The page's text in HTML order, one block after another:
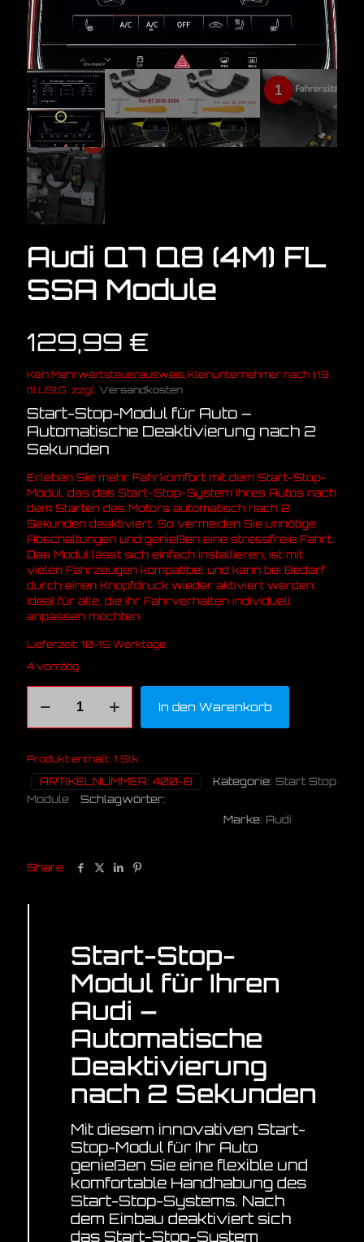
Audi Q7 Q8 (4M) FL
SSA Module
129,99 €
Kein Mehrwertsteuerausweis, Kleinunternehmer nach §19
(1) UStG. zzgl. Versandkosten
Start-Stop-Modul für Auto –
Automatische Deaktivierung nach 2
Sekunden
Erleben Sie mehr Fahrkomfort mit dem Start-Stop-
Modul, das das Start-Stop-System Ihres Autos nach
dem Starten des Motors automatisch nach 2
Sekunden deaktiviert. So vermeiden Sie unnötige
Abschaltungen und genießen eine stressfreie Fahrt.
Das Modul lässt sich einfach installieren, ist mit
vielen Fahrzeugen kompatibel und kann bei Bedarf
durch einen Knopfdruck wieder aktiviert werden.
Ideal für alle, die ihr Fahrverhalten individuell
anpassen möchten.
Lieferzeit: 10-15 Werktage
4 vorrätig
Q7
FL
Module
Menge
In den Warenkorb
Alternative:
Produkt enthält: 1 Stk.
ARTIKELNUMMER: 400-8 Kategorie: Start Stop
Module
Schlagwörter:
Marke: Audi
Share
Start-Stop-
Modul für Ihren
Audi –
Automatische
Deaktivierung
nach 2 Sekunden
Mit diesem innovativen Start-
Stop-Modul für Ihr Auto
genießen Sie eine flexible und
komfortable Handhabung des
Start-Stop-Systems. Nach
dem Einbau deaktiviert sich
das Start-Stop-System